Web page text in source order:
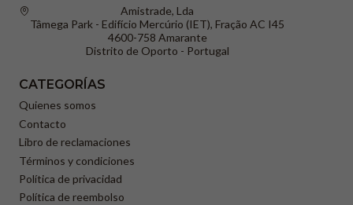
Amistrade, Lda
Tâmega Park - Edifício Mercúrio (IET), Fração AC I45
4600-758 Amarante
Distrito de Oporto - Portugal
CATEGORÍAS
Quienes somos
Contacto
Libro de reclamaciones
Términos y condiciones
Política de privacidad
Política de reembolso